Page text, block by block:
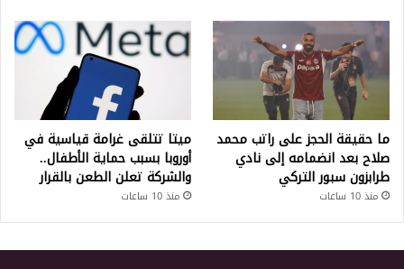
ما حقيقة الحجز على راتب محمد
صلاح بعد انضمامه إلى نادي
طرابزون سبور التركي
منذ 10 ساعات
ميتا تتلقى غرامة قياسية في
أوروبا بسبب حماية الأطفال..
والشركة تعلن الطعن بالقرار
منذ 10 ساعات